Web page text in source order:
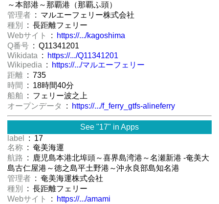
～本部港～那覇港（那覇ふ頭）
管理者 : マルエーフェリー株式会社
種別
: 長距離フェリー
Webサイト
:
https://.../kagoshima
Q番号 : Q11341201
Wikidata :
https://.../Q11341201
Wikipedia :
https://.../マルエーフェリー
距離 : 735
時間
: 18時間40分
船舶 : フェリー波之上
オープンデータ
: https://.../f_ferry_gtfs-alineferry
See "17" in Apps
label
: 17
名称 : 奄美海運
航路 : 鹿児島本港北埠頭～喜界島湾港～名瀬新港 -奄美大
島古仁屋港～徳之島平土野港～沖永良部島知名港
管理者 : 奄美海運株式会社
種別
: 長距離フェリー
Webサイト
:
https://.../amami